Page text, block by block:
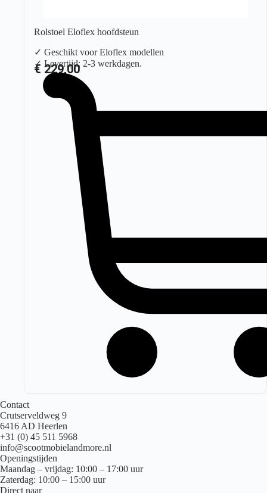
Rolstoel Eloflex hoofdsteun
✓ Geschikt voor Eloflex modellen
✓ Levertijd: 2-3 werkdagen.
€ 229,00
Contact
Crutserveldweg 9
6416 AD Heerlen
+31 (0) 45 511 5968
info@scootmobielandmore.nl
Openingstijden
Maandag – vrijdag: 10:00 – 17:00 uur
Zaterdag: 10:00 – 15:00 uur
Direct naar